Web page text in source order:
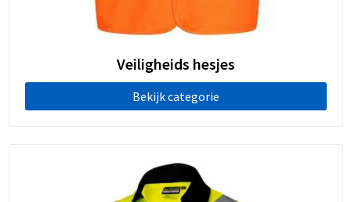
Veiligheids hesjes
Bekijk categorie